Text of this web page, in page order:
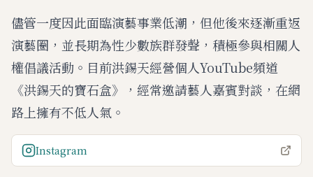
儘管一度因此面臨演藝事業低潮，但他後來逐漸重返
演藝圈，並長期為性少數族群發聲，積極參與相關人
權倡議活動。目前洪錫天經營個人YouTube頻道
《洪錫天的寶石盒》，經常邀請藝人嘉賓對談，在網
路上擁有不低人氣。
Instagram